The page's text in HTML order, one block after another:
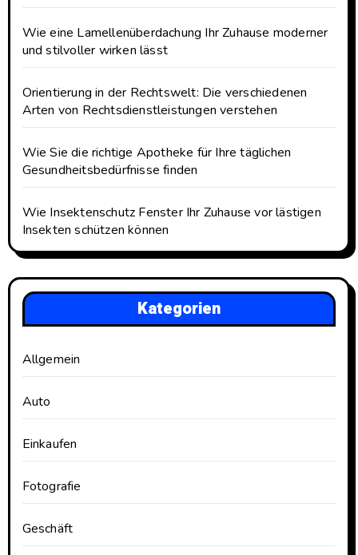
Wie eine Lamellenüberdachung Ihr Zuhause moderner
und stilvoller wirken lässt
Orientierung in der Rechtswelt: Die verschiedenen
Arten von Rechtsdienstleistungen verstehen
Wie Sie die richtige Apotheke für Ihre täglichen
Gesundheitsbedürfnisse finden
Wie Insektenschutz Fenster Ihr Zuhause vor lästigen
Insekten schützen können
Kategorien
Allgemein
Auto
Einkaufen
Fotografie
Geschäft